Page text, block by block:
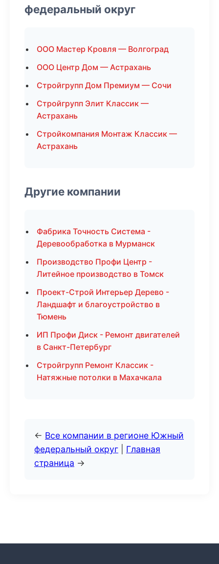
федеральный округ
ООО Мастер Кровля — Волгоград
ООО Центр Дом — Астрахань
Стройгрупп Дом Премиум — Сочи
Стройгрупп Элит Классик —
Астрахань
Стройкомпания Монтаж Классик —
Астрахань
Другие компании
Фабрика Точность Система -
Деревообработка в Мурманск
Производство Профи Центр -
Литейное производство в Томск
Проект-Строй Интерьер Дерево -
Ландшафт и благоустройство в
Тюмень
ИП Профи Диск - Ремонт двигателей
в Санкт-Петербург
Стройгрупп Ремонт Классик -
Натяжные потолки в Махачкала
← Все компании в регионе Южный
федеральный округ
Главная
страница →